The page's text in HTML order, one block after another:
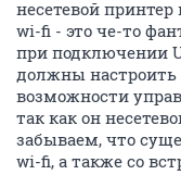
несетевой
wi-fi - это че-то
при подключении
должны настроить
возможности
так как он
забываем, что
wi-fi, а также со